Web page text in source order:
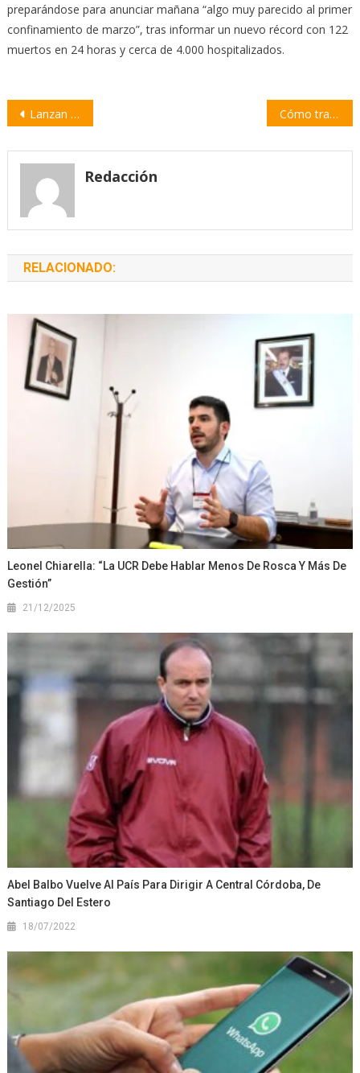
preparándose para anunciar mañana “algo muy parecido al primer
confinamiento de marzo”, tras informar un nuevo récord con 122
muertos en 24 horas y cerca de 4.000 hospitalizados.
Navegación
entradas
Lanzan la Agencia de Desarrollo del Departamento Constitución Cómo tramitar una partida de nacimiento online
Redacción
RELACIONADO:
Leonel Chiarella: “La UCR Debe Hablar Menos De Rosca Y Más De
Gestión”
21/12/2025
Abel Balbo Vuelve Al País Para Dirigir A Central Córdoba, De
Santiago Del Estero
18/07/2022